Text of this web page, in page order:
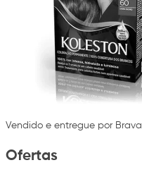
Vendido e entregue por Brava
Ofertas